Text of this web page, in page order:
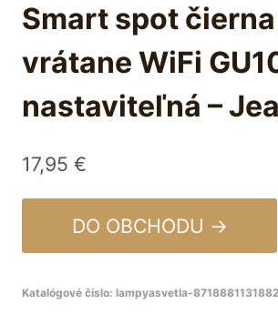
Smart spot čierna
vrátane WiFi
nastaviteľná –
17,95 €
DO OBCHODU →
Katalógové číslo: lampyasvetla-8718881131882